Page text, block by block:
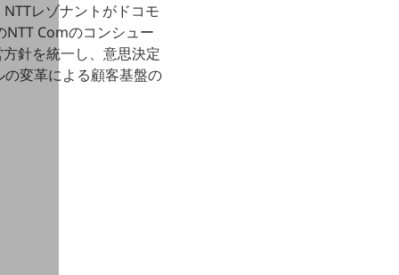
レゾナントがドコモ
Comのコンシュー
針を統一し、意思決定
変革による顧客基盤の